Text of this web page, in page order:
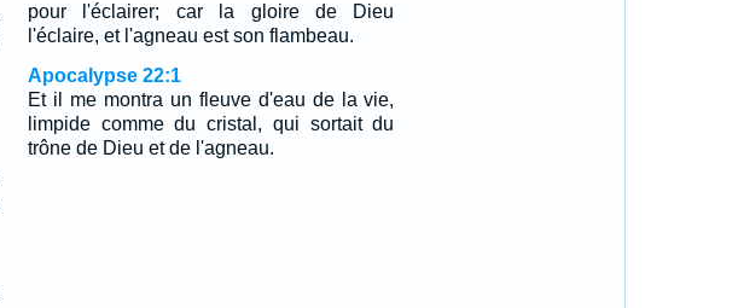
pour l'éclairer; car la gloire de Dieu
l'éclaire, et l'agneau est son flambeau.
Apocalypse 22:1
Et il me montra un fleuve d'eau de la vie,
limpide comme du cristal, qui sortait du
trône de Dieu et de l'agneau.